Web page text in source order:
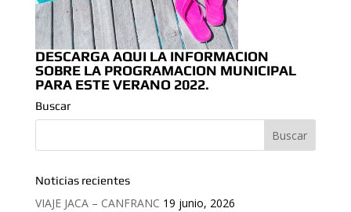
DESCARGA AQUI LA INFORMACION
SOBRE LA PROGRAMACION MUNICIPAL
PARA ESTE VERANO 2022.
Buscar
Noticias recientes
VIAJE JACA – CANFRANC 19 junio, 2026